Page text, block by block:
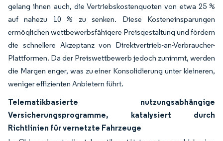
gelang ihnen auch, die Vertriebskostenquoten von etwa 25 %
auf nahezu 10 % zu senken. Diese Kosteneinsparungen
ermöglichen wettbewerbsfähigere Preisgestaltung und fördern
die schnellere Akzeptanz von Direktvertrieb-an-Verbraucher-
Plattformen. Da der Preiswettbewerb jedoch zunimmt, werden
die Margen enger, was zu einer Konsolidierung unter kleineren,
weniger effizienten Anbietern führt.
Telematikbasierte nutzungsabhängige
Versicherungsprogramme, katalysiert durch
Richtlinien für vernetzte Fahrzeuge